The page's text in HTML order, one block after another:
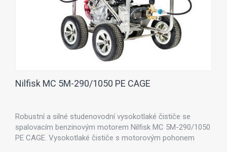
Nilfisk MC 5M-290/1050 PE CAGE
Robustní a silné studenovodní vysokotlaké čističe se
spalovacím benzinovým motorem Nilfisk MC 5M-290/1050
PE CAGE. Vysokotlaké čističe s motorovým pohonem